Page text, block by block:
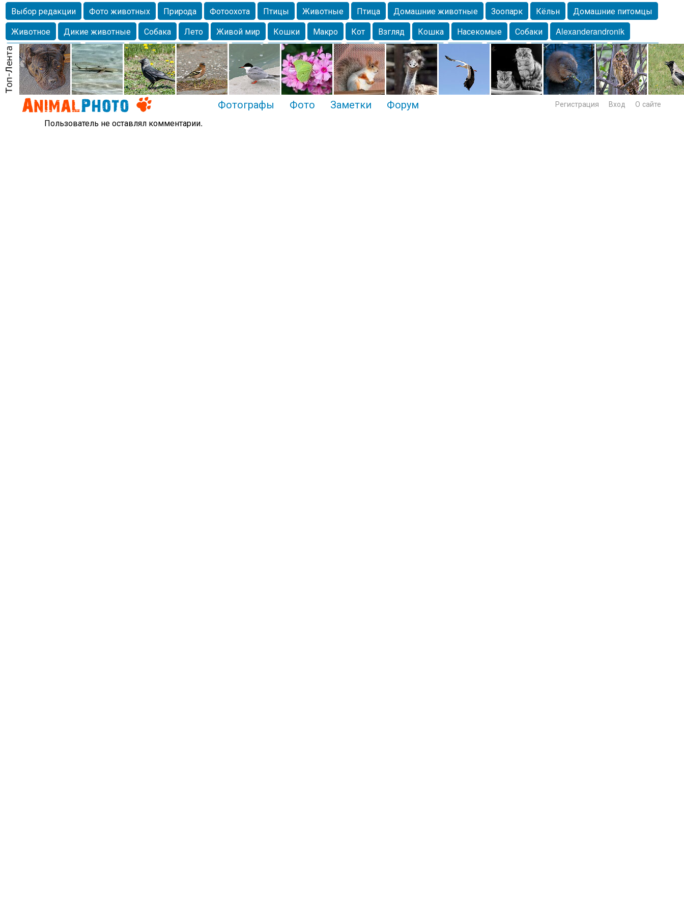
Выбор редакции Фото животных Природа Фотоохота Птицы Животные Птица Домашние животные Зоопарк Кёльн
Домашние питомцы
Животное
Дикие животные Собака Лето Живой мир Кошки Макро Кот Взгляд Кошка Насекомые Собаки
Alexanderandronik
Млекопитающие
Красота Фото Озеро Глаза Москва Весна Парк Белка Зима Собачка Осень Портрет
Домашние
любимцы
Волгоград Лебедь Город Бабочка Чайка Лес Утки Николаев Насекомое Коты Lebert Дикие птицы Утка Самара
Лебеди
Спаниель
Фотографы Фото Заметки Форум Регистрация Вход О сайте
Пользователь не оставлял комментарии.